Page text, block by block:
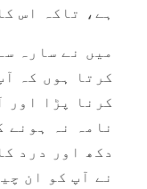
ہے، تاکہ اس
میں نے سارہ
کرتا ہوں کہ
کرنا پڑا اور
نامہ نہ ہونے
دکھ اور درد
نے آپ کو ان